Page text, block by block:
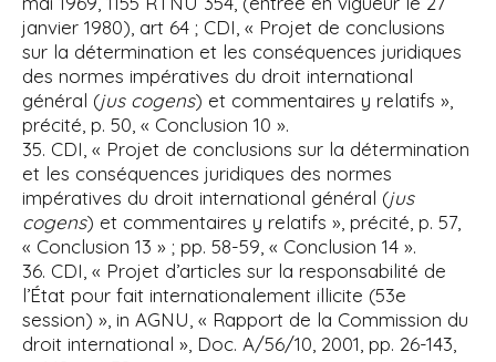
janvier 1980), art 64 ; CDI, « Projet de conclusions
sur la détermination et les conséquences juridiques
des normes impératives du droit international
général (jus cogens) et commentaires y relatifs »,
précité, p. 50, « Conclusion 10 ».
35. CDI, « Projet de conclusions sur la détermination
et les conséquences juridiques des normes
impératives du droit international général (jus
cogens) et commentaires y relatifs », précité, p. 57,
« Conclusion 13 » ; pp. 58-59, « Conclusion 14 ».
36. CDI, « Projet d’articles sur la responsabilité de
l’État pour fait internationalement illicite (53e
session) », in AGNU, « Rapport de la Commission du
droit international », Doc. A/56/10, 2001, pp. 26-143,